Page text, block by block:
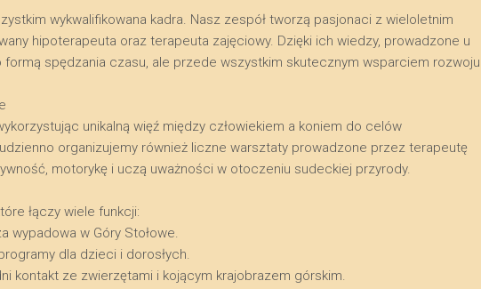
wykwalifikowana kadra. Nasz zespół tworzą pasjonaci z wieloletnim
hipoterapeuta oraz terapeuta zajęciowy. Dzięki ich wiedzy, prowadzone u
formą spędzania czasu, ale przede wszystkim skutecznym wsparciem rozwoju
unikalną więź między człowiekiem a koniem do celów
organizujemy również liczne warsztaty prowadzone przez terapeutę
motorykę i uczą uważności w otoczeniu sudeckiej przyrody.
łączy wiele funkcji:
wypadowa w Góry Stołowe.
dla dzieci i dorosłych.
kontakt ze zwierzętami i kojącym krajobrazem górskim.